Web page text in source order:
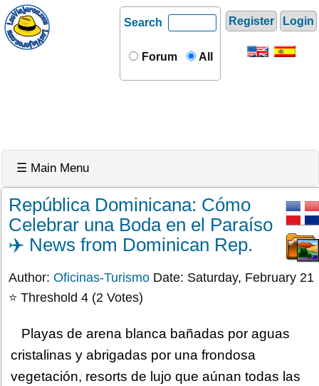
Register Login
Search
Forum All
☰ Main Menu
República Dominicana: Cómo
Celebrar una Boda en el Paraíso
✈️ News from Dominican Rep.
Author: Oficinas-Turismo Date: Saturday, February 21
⭐ Threshold 4 (2 Votes)
Playas de arena blanca bañadas por aguas
cristalinas y abrigadas por una frondosa
vegetación, resorts de lujo que aúnan todas las